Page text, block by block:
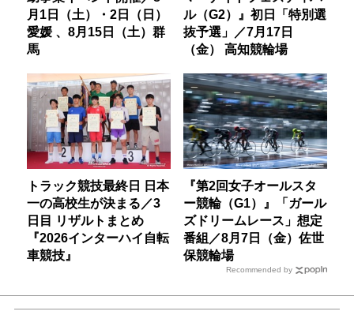
月1日（土）・2日（日）
愛媛 、8月15日（土）群
馬
ル（G2）』初日「特別選
抜予選」／7月17日
（金） 高知競輪場
トラック競技最終日 日本
一の高校生が決まる／3
日目 リザルトまとめ
『2026インターハイ自転
車競技』
『第2回女子オールスタ
ー競輪（G1）』「ガール
ズドリームレース」想定
番組／8月7日（金）佐世
保競輪場
Recommended by